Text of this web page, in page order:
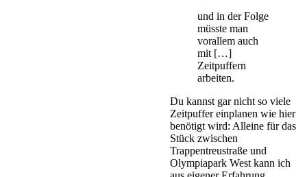
und in der Folge
müsste man
vorallem auch
mit […]
Zeitpuffern
arbeiten.
Du kannst gar nicht so viele
Zeitpuffer einplanen wie hier
benötigt wird: Alleine für das
Stück zwischen
Trappentreustraße und
Olympiapark West kann ich